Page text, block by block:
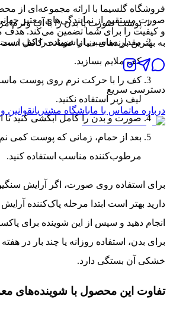
پوست صورت یا بدن را با آب ولرم
مقدار مناسبی از شوینده را کف دست
کف ملایم بسازید.
کف را با حرکت نرم روی پوست ماساژ
لیف زبر استفاده نکنید.
صورت و بدن را کامل آبکشی کنید تا
بعد از حمام، زمانی که پوست کمی
مرطوب‌کننده مناسب استفاده کنید.
برای استفاده روی صورت، اگر آرایش
دارید بهتر است ابتدا مرحله پاک‌کننده آرایش
انجام دهید و سپس از این شوینده برای
برای بدن، استفاده روزانه یا چند بار در
خشکی آن بستگی دارد.
تفاوت این محصول با شوینده‌های
فروشگاه گلسیما با ارائه مجموعه‌ای از
صورت مستقیم از نمایندگی‌های معتبر
و کیفیت را برای شما تضمین می‌کند.
به بهترین برندهای دنیا با ضمانت کامل
دسترسی سریع
درباره ماتماس با ماباشگاه مشتریانقوانین